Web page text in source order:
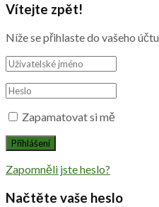
Vítejte zpět!
Níže se přihlaste do vašeho účtu
Zapamatovat si mě
Zapomněli jste heslo?
Načtěte vaše heslo